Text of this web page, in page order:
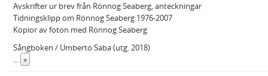
Avskrifter ur brev från Rönnog Seaberg, anteckningar
Tidningsklipp om Rönnog Seaberg 1976-2007
Kopior av foton med Rönnog Seaberg
Sångboken / Umberto Saba (utg. 2018)
... »